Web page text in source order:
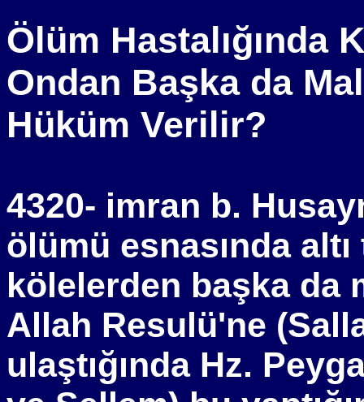
Ölüm Hastalığında
Ondan Başka da
Hüküm Verilir?
4320- imran b.
ölümü esnasında
kölelerden başka da
Allah Resulü'ne
ulaştığında Hz.